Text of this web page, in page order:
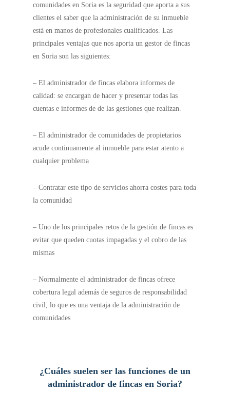
comunidades en Soria es la seguridad que aporta a sus
clientes el saber que la administración de su inmueble
está en manos de profesionales cualificados. Las
principales ventajas que nos aporta un gestor de fincas
en Soria son las siguientes:
– El administrador de fincas elabora informes de
calidad: se encargan de hacer y presentar todas las
cuentas e informes de de las gestiones que realizan.
– El administrador de comunidades de propietarios
acude continuamente al inmueble para estar atento a
cualquier problema
– Contratar este tipo de servicios ahorra costes para toda
la comunidad
– Uno de los principales retos de la gestión de fincas es
evitar que queden cuotas impagadas y el cobro de las
mismas
– Normalmente el administrador de fincas ofrece
cobertura legal además de seguros de responsabilidad
civil, lo que es una ventaja de la administración de
comunidades
¿Cuáles suelen ser las funciones de un
administrador de fincas en Soria?